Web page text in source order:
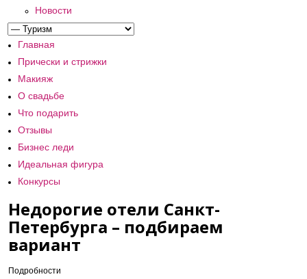
Новости
Главная
Прически и стрижки
Макияж
О свадьбе
Что подарить
Отзывы
Бизнес леди
Идеальная фигура
Конкурсы
Недорогие отели Санкт-
Петербурга – подбираем
вариант
Подробности